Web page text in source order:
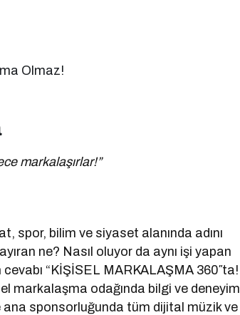
Olmaz!
markalaşırlar!”
spor, bilim ve siyaset alanında adını
ne? Nasıl oluyor da aynı işi yapan
“KİŞİSEL MARKALAŞMA 360″ta!
markalaşma odağında bilgi ve deneyim
ana sponsorluğunda tüm dijital müzik ve